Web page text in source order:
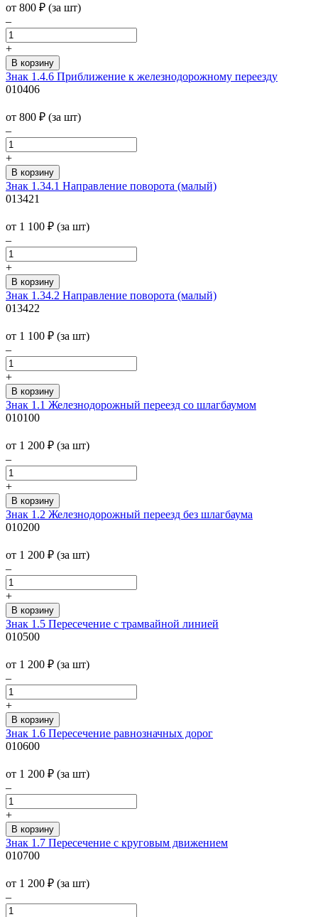
от 800 ₽ (за шт)
–
+
Знак 1.4.6 Приближение к железнодорожному переезду
010406
от 800 ₽ (за шт)
–
+
Знак 1.34.1 Направление поворота (малый)
013421
от 1 100 ₽ (за шт)
–
+
Знак 1.34.2 Направление поворота (малый)
013422
от 1 100 ₽ (за шт)
–
+
Знак 1.1 Железнодорожный переезд со шлагбаумом
010100
от 1 200 ₽ (за шт)
–
+
Знак 1.2 Железнодорожный переезд без шлагбаума
010200
от 1 200 ₽ (за шт)
–
+
Знак 1.5 Пересечение с трамвайной линией
010500
от 1 200 ₽ (за шт)
–
+
Знак 1.6 Пересечение равнозначных дорог
010600
от 1 200 ₽ (за шт)
–
+
Знак 1.7 Пересечение с круговым движением
010700
от 1 200 ₽ (за шт)
–